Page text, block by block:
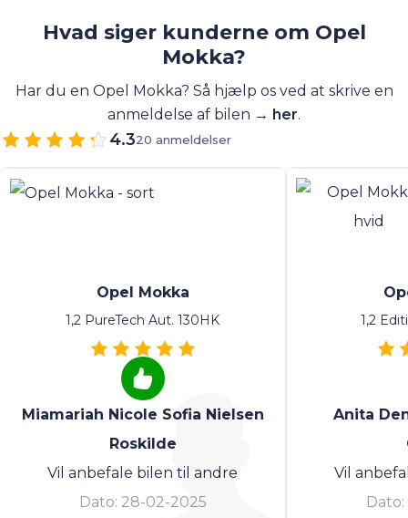
Hvad siger kunderne om Opel
Mokka?
Har du en Opel Mokka? Så hjælp os ved at skrive en
anmeldelse af bilen → her.
4.320 anmeldelser
Opel Mokka
1,2 PureTech Aut. 130HK
Miamariah Nicole Sofia Nielsen
Roskilde
Vil anbefale bilen til andre
Dato: 28-02-2025
1,2
Anita
Vil
Dato: